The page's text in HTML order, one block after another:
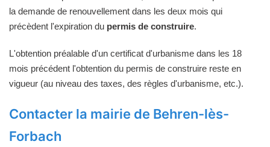
la demande de renouvellement dans les deux mois qui
précèdent l'expiration du permis de construire.
L'obtention préalable d'un certificat d'urbanisme dans les 18
mois précédent l'obtention du permis de construire reste en
vigueur (au niveau des taxes, des règles d'urbanisme, etc.).
Contacter la mairie de Behren-lès-
Forbach